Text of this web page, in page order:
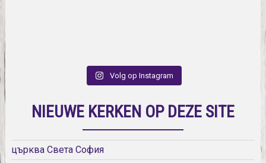
Volg op Instagram
NIEUWE KERKEN OP DEZE SITE
църква Света София